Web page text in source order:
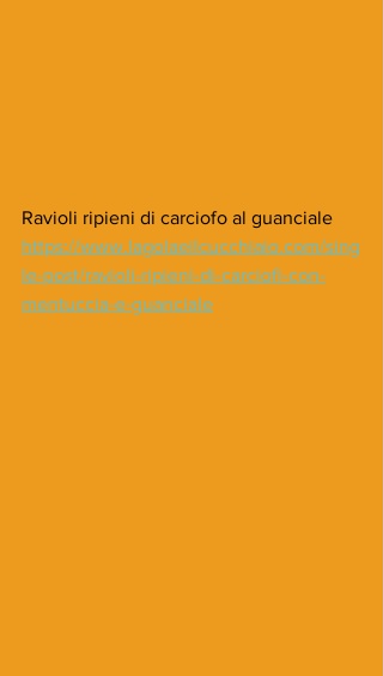
Ravioli ripieni di carciofo al guanciale
https://www.lagolaeilcucchiaio.com/sing
le-post/ravioli-ripieni-di-carciofi-con-
mentuccia-e-guanciale